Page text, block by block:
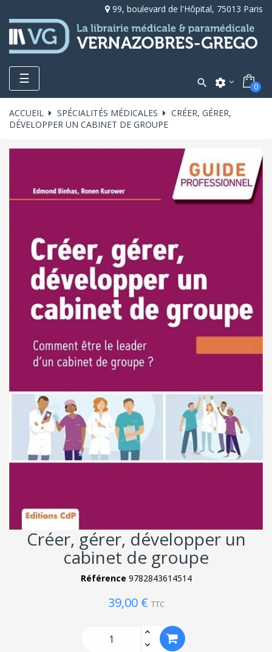
99, boulevard de l'Hôpital, 75013 Paris
Toggle
navigation
☰  settings 0
ACCUEIL SPÉCIALITÉS MÉDICALES
CRÉER, GÉRER,
DÉVELOPPER UN CABINET DE GROUPE
Créer, gérer, développer un
cabinet de groupe
Référence 9782843614514
39,00 € TTC